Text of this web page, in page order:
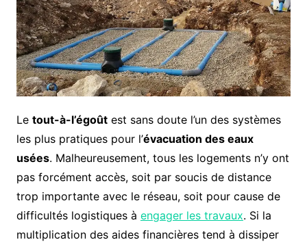
Le tout-à-l’égoûtest sans doute l’un des systèmes
les plus pratiques pour l’évacuation des eaux
usées. Malheureusement, tous les logements n’y ont
pas forcément accès, soit par soucis de distance
trop importante avec le réseau, soit pour cause de
difficultés logistiques à engager les travaux. Si la
multiplication des aides financières tend à dissiper